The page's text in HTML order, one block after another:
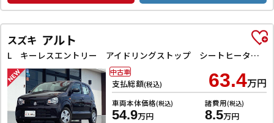
スズキ アルト
L キーレスエントリー アイドリングストップ シートヒーター CVT ABS ESC CD マニュアルエアコン パワーステアリング
支払総額(税込) 63.4万円
車両本体価格(税込)
54.9万円
諸費用(税込)
8.5万円
中古車